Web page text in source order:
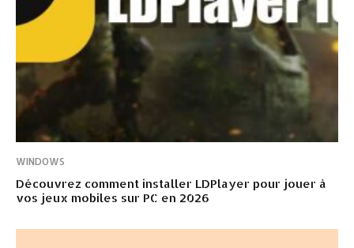
WINDOWS
Découvrez comment installer LDPlayer pour jouer à
vos jeux mobiles sur PC en 2026